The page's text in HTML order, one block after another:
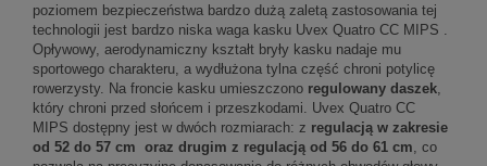
poziomem bezpieczeństwa bardzo dużą zaletą zastosowania tej
technologii jest bardzo niska waga kasku Uvex Quatro CC MIPS .
Opływowy, aerodynamiczny kształt bryły kasku nadaje mu
sportowego charakteru, a wydłużona tylna część chroni potylicę
rowerzysty. Na froncie kasku umieszczono regulowany daszek
który chroni przed słońcem i przeszkodami. Uvex Quatro CC
MIPS dostępny jest w dwóch rozmiarach: z regulacją w zakresie
od 52 do 57 cm oraz drugim z regulacją od 56 do 61 cm , co